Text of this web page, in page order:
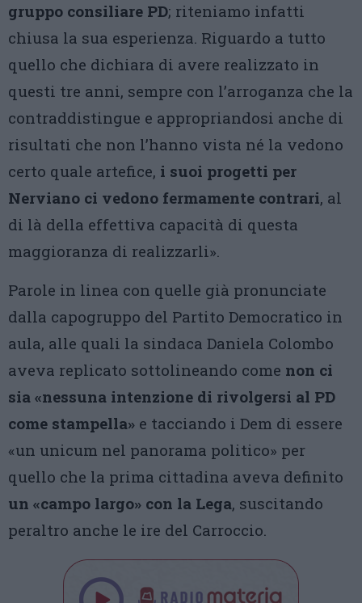
gruppo consiliare PD; riteniamo infatti
chiusa la sua esperienza. Riguardo a tutto
quello che dichiara di avere realizzato in
questi tre anni, sempre con l’arroganza che la
contraddistingue e appropriandosi anche di
risultati che non l’hanno vista né la vedono
certo quale artefice, i suoi progetti per
Nerviano ci vedono fermamente contrari, al
di là della effettiva capacità di questa
maggioranza di realizzarli».
Parole in linea con quelle già pronunciate
dalla capogruppo del Partito Democratico in
aula, alle quali la sindaca Daniela Colombo
aveva replicato sottolineando come non ci
sia «nessuna intenzione di rivolgersi al PD
come stampella» e tacciando i Dem di essere
«un unicum nel panorama politico» per
quello che la prima cittadina aveva definito
un «campo largo» con la Lega, suscitando
peraltro anche le ire del Carroccio.